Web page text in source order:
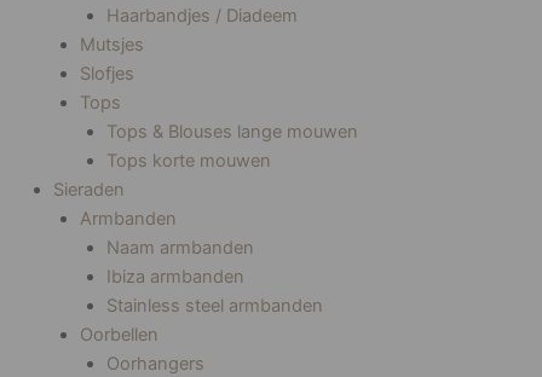
Haarbandjes / Diadeem
Mutsjes
Slofjes
Tops
Tops & Blouses lange mouwen
Tops korte mouwen
Sieraden
Armbanden
Naam armbanden
Ibiza armbanden
Stainless steel armbanden
Oorbellen
Oorhangers